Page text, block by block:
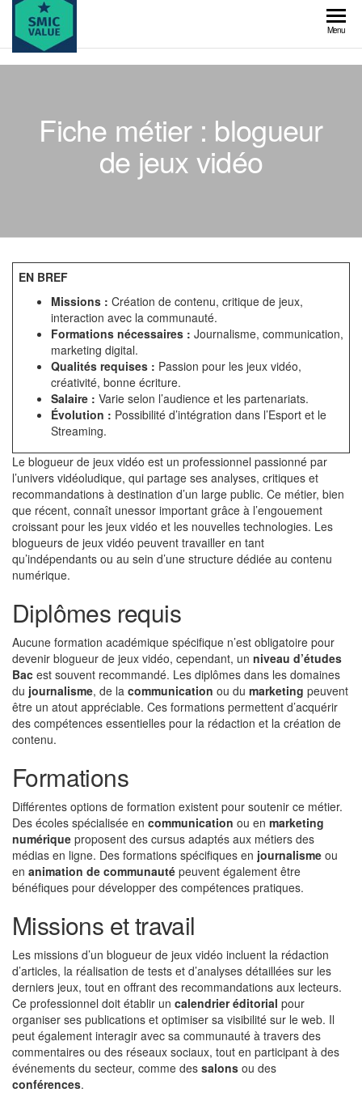
Skip
the
content
value
Menu
Fiche métier : blogueur
de jeux vidéo
EN BREF
Missions : Création de contenu, critique de jeux,
interaction avec la communauté.
Formations nécessaires : Journalisme, communication,
marketing digital.
Qualités requises : Passion pour les jeux vidéo,
créativité, bonne écriture.
Salaire : Varie selon l’audience et les partenariats.
Évolution : Possibilité d’intégration dans l’Esport et le
Streaming.
Le blogueur de jeux vidéo est un professionnel passionné par
l’univers vidéoludique, qui partage ses analyses, critiques et
recommandations à destination d’un large public. Ce métier, bien
que récent, connaît unessor important grâce à l’engouement
croissant pour les jeux vidéo et les nouvelles technologies. Les
blogueurs de jeux vidéo peuvent travailler en tant
qu’indépendants ou au sein d’une structure dédiée au contenu
numérique.
Diplômes requis
Aucune formation académique spécifique n’est obligatoire pour
devenir blogueur de jeux vidéo, cependant, un niveau d’études
Bac est souvent recommandé. Les diplômes dans les domaines
du journalisme, de la communication ou du marketing peuvent
être un atout appréciable. Ces formations permettent d’acquérir
des compétences essentielles pour la rédaction et la création de
contenu.
Formations
Différentes options de formation existent pour soutenir ce métier.
Des écoles spécialisée en communication ou en marketing
numérique proposent des cursus adaptés aux métiers des
médias en ligne. Des formations spécifiques en journalisme ou
en animation de communauté peuvent également être
bénéfiques pour développer des compétences pratiques.
Missions et travail
Les missions d’un blogueur de jeux vidéo incluent la rédaction
d’articles, la réalisation de tests et d’analyses détaillées sur les
derniers jeux, tout en offrant des recommandations aux lecteurs.
Ce professionnel doit établir un calendrier éditorial pour
organiser ses publications et optimiser sa visibilité sur le web. Il
peut également interagir avec sa communauté à travers des
commentaires ou des réseaux sociaux, tout en participant à des
événements du secteur, comme des salons ou des
conférences.